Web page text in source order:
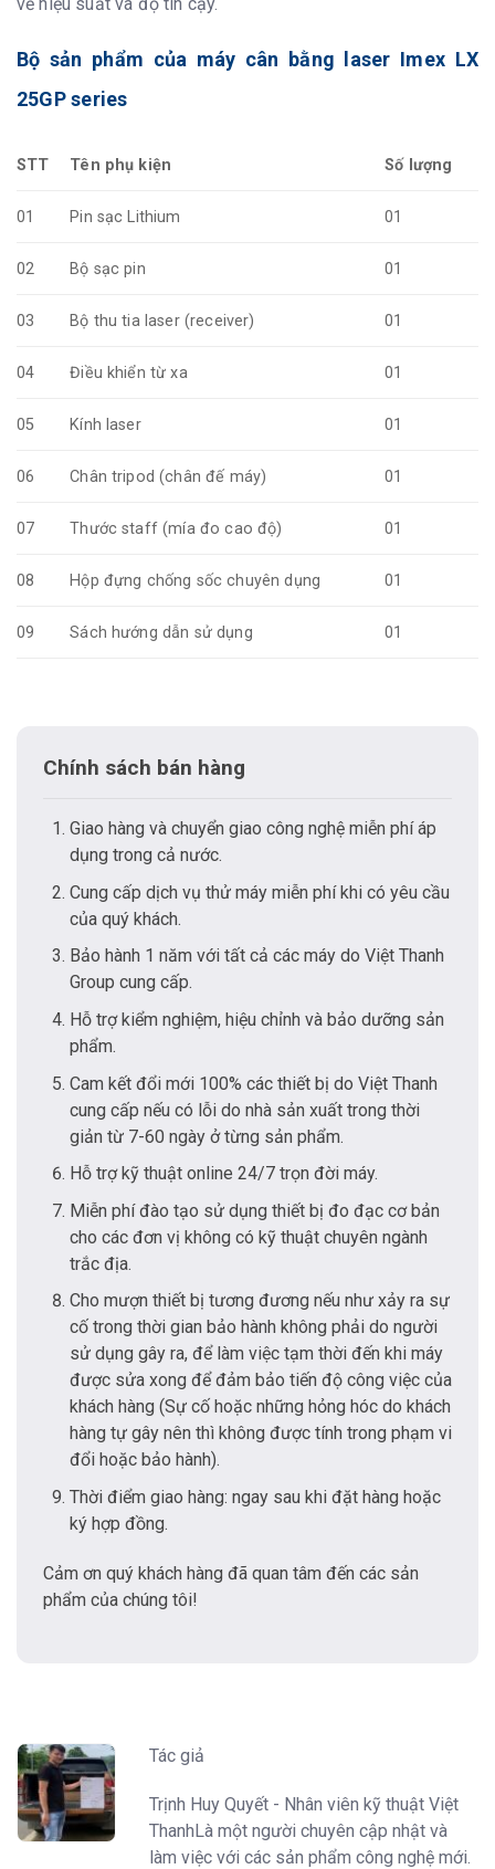
Bộ sản phẩm của máy cân bằng laser Imex LX
25GP series
STT Tên phụ kiện Số lượng
01 Pin sạc Lithium 01
02 Bộ sạc pin 01
03 Bộ thu tia laser (receiver) 01
04 Điều khiển từ xa 01
05 Kính laser 01
06 Chân tripod (chân đế máy) 01
07 Thước staff (mía đo cao độ) 01
08 Hộp đựng chống sốc chuyên dụng 01
09 Sách hướng dẫn sử dụng 01
Chính sách bán hàng
Giao hàng và chuyển giao công nghệ miễn phí áp
dụng trong cả nước.
Cung cấp dịch vụ thử máy miễn phí khi có yêu cầu
của quý khách.
Bảo hành 1 năm với tất cả các máy do Việt Thanh
Group cung cấp.
Hỗ trợ kiểm nghiệm, hiệu chỉnh và bảo dưỡng sản
phẩm.
Cam kết đổi mới 100% các thiết bị do Việt Thanh
cung cấp nếu có lỗi do nhà sản xuất trong thời
giản từ 7-60 ngày ở từng sản phẩm.
Hỗ trợ kỹ thuật online 24/7 trọn đời máy.
Miễn phí đào tạo sử dụng thiết bị đo đạc cơ bản
cho các đơn vị không có kỹ thuật chuyên ngành
trắc địa.
Cho mượn thiết bị tương đương nếu như xảy ra sự
cố trong thời gian bảo hành không phải do người
sử dụng gây ra, để làm việc tạm thời đến khi máy
được sửa xong để đảm bảo tiến độ công việc của
khách hàng (Sự cố hoặc những hỏng hóc do khách
hàng tự gây nên thì không được tính trong phạm vi
đổi hoặc bảo hành).
Thời điểm giao hàng: ngay sau khi đặt hàng hoặc
ký hợp đồng.
Cảm ơn quý khách hàng đã quan tâm đến các sản
phẩm của chúng tôi!
Tác giả
Trịnh Huy Quyết - Nhân viên kỹ thuật Việt
ThanhLà một người chuyên cập nhật và
làm việc với các sản phẩm công nghệ mới.